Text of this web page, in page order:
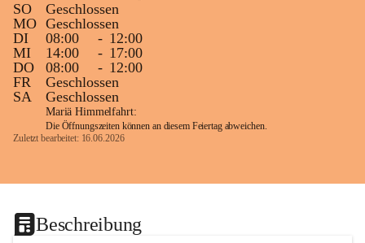
SO
Geschlossen
MO Geschlossen
DI
08:00 - 12:00
MI
14:00 - 17:00
DO
08:00 - 12:00
FR
Geschlossen
SA
Geschlossen
Mariä Himmelfahrt:
Die Öffnungszeiten können an diesem Feiertag abweichen.
Zuletzt bearbeitet: 16.06.2026
Beschreibung